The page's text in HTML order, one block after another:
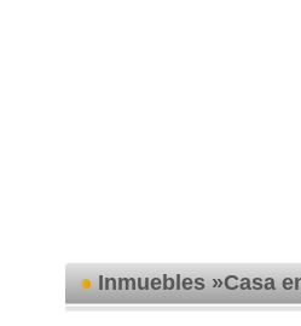
Inmuebles »Casa